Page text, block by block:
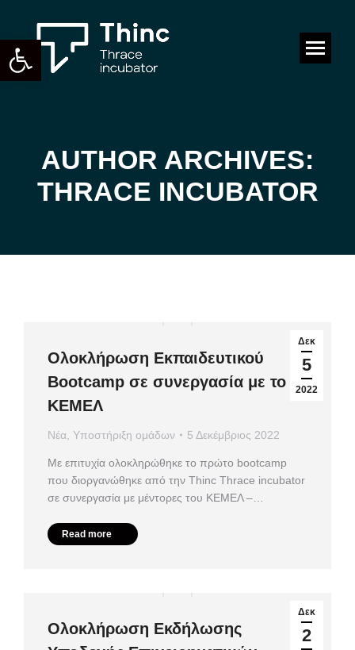
Ανοίξτε τη γραμμή εργαλείων
Search:
AUTHOR ARCHIVES:
THRACE INCUBATOR
Δεκ
5
2022
Ολοκλήρωση Εκπαιδευτικού
Bootcamp σε συνεργασία με το
ΚΕΜΕΛ
Νέα Υποστήριξη ομάδων 5 Δεκέμβριος 2022
Με επιτυχία ολοκληρώθηκε το πρώτο bootcamp
που διοργανώθηκε από την Thinc Thrace incubator
σε συνεργασία με μέντορες του ΚΕΜΕΛ –…
Read more
Δεκ
2
Ολοκλήρωση Εκδήλωσης